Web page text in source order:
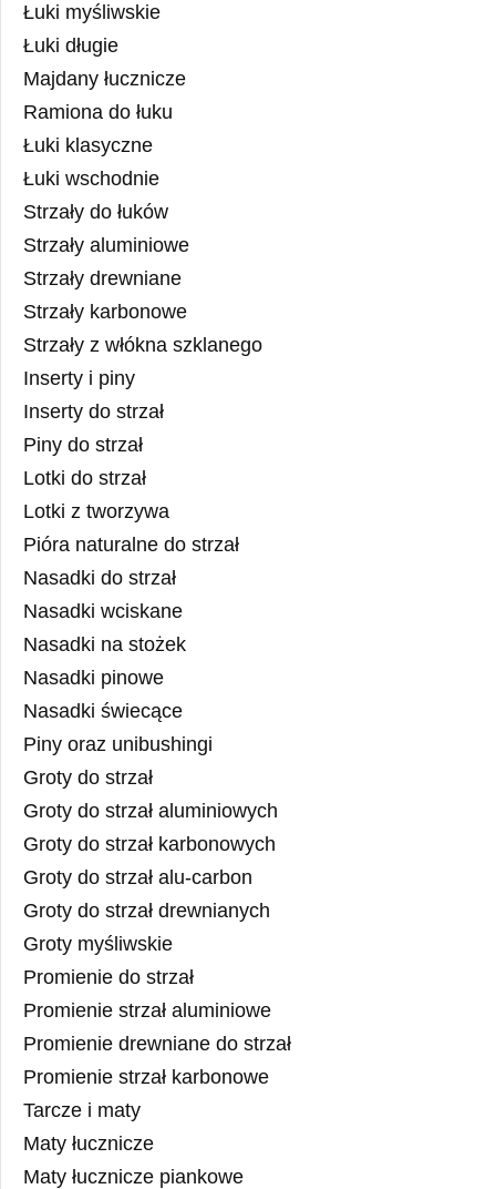
Łuki myśliwskie
Łuki długie
Majdany łucznicze
Ramiona do łuku
Łuki klasyczne
Łuki wschodnie
Strzały do łuków
Strzały aluminiowe
Strzały drewniane
Strzały karbonowe
Strzały z włókna szklanego
Inserty i piny
Inserty do strzał
Piny do strzał
Lotki do strzał
Lotki z tworzywa
Pióra naturalne do strzał
Nasadki do strzał
Nasadki wciskane
Nasadki na stożek
Nasadki pinowe
Nasadki świecące
Piny oraz unibushingi
Groty do strzał
Groty do strzał aluminiowych
Groty do strzał karbonowych
Groty do strzał alu-carbon
Groty do strzał drewnianych
Groty myśliwskie
Promienie do strzał
Promienie strzał aluminiowe
Promienie drewniane do strzał
Promienie strzał karbonowe
Tarcze i maty
Maty łucznicze
Maty łucznicze piankowe